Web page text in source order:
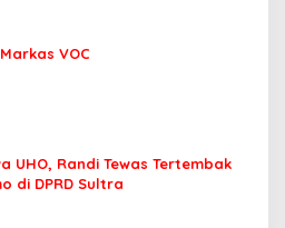
VOC
UHO, Randi Tewas Tertembak
di DPRD Sultra